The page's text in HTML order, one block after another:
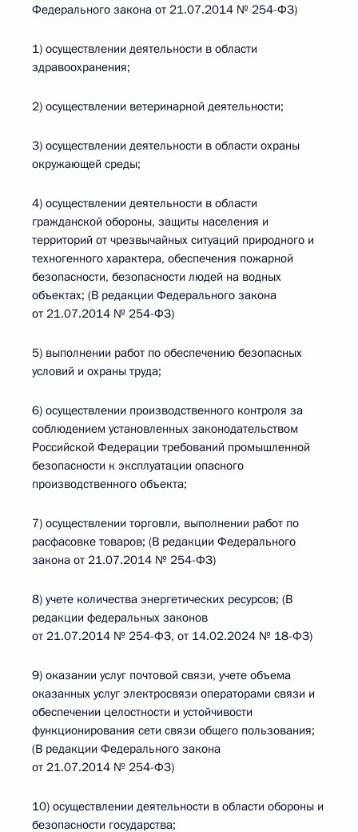
Федерального закона от 21.07.2014 № 254-ФЗ)
1) осуществлении деятельности в области
здравоохранения;
2) осуществлении ветеринарной деятельности;
3) осуществлении деятельности в области охраны
окружающей среды;
4) осуществлении деятельности в области
гражданской обороны, защиты населения и
территорий от чрезвычайных ситуаций природного и
техногенного характера, обеспечения пожарной
безопасности, безопасности людей на водных
объектах; (В редакции Федерального закона
от 21.07.2014 № 254-ФЗ)
5) выполнении работ по обеспечению безопасных
условий и охраны труда;
6) осуществлении производственного контроля за
соблюдением установленных законодательством
Российской Федерации требований промышленной
безопасности к эксплуатации опасного
производственного объекта;
7) осуществлении торговли, выполнении работ по
расфасовке товаров; (В редакции Федерального
закона от 21.07.2014 № 254-ФЗ)
8) учете количества энергетических ресурсов; (В
редакции федеральных законов
от 21.07.2014 № 254-ФЗ, от 14.02.2024 № 18-ФЗ)
9) оказании услуг почтовой связи, учете объема
оказанных услуг электросвязи операторами связи и
обеспечении целостности и устойчивости
функционирования сети связи общего пользования;
(В редакции Федерального закона
от 21.07.2014 № 254-ФЗ)
10) осуществлении деятельности в области обороны и
безопасности государства;